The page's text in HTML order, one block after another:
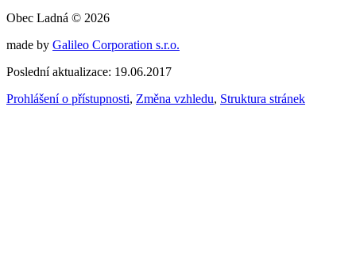
Obec Ladná © 2026
made by Galileo Corporation s.r.o.
Poslední aktualizace: 19.06.2017
Prohlášení o přístupnosti, Změna vzhledu, Struktura stránek